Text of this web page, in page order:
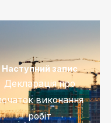
Наступний запис
Декларація про
виконання
робіт